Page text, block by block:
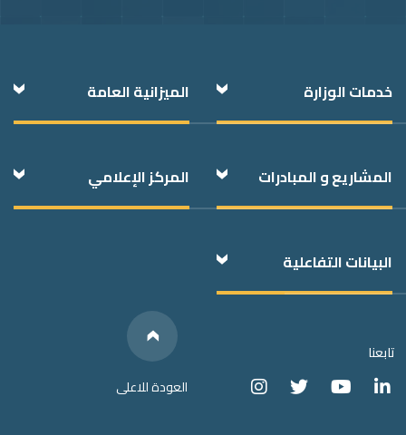
خدمات الوزارة الميزانية العامة
المشاريع و المبادرات المركز الإعلامي
البيانات التفاعلية
العودة للاعلى
Below
We have
Social Media
Links
تابعنا